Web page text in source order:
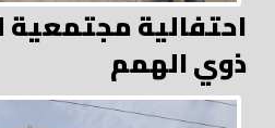
احتفالية
ذوي الهمم